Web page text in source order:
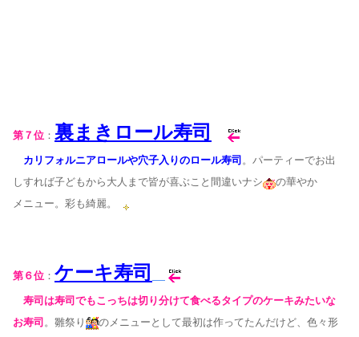
第７位 ： 裏まきロール寿司
カリフォルニアロールや穴子入りのロール寿司 。パーティーでお出
しすれば子どもから大人まで皆が喜ぶこと間違いナシ
の華やか
メニュー。彩も綺麗。
第６位 ： ケーキ寿司
寿司は寿司でもこっちは切り分けて食べるタイプのケーキみたいな
お寿司 。雛祭り のメニュー として最初は作ってたんだけど、色々形